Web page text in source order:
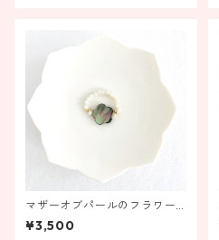
マザーオブパールのフラワー
リング ブラック【受注製
作】
¥3,500